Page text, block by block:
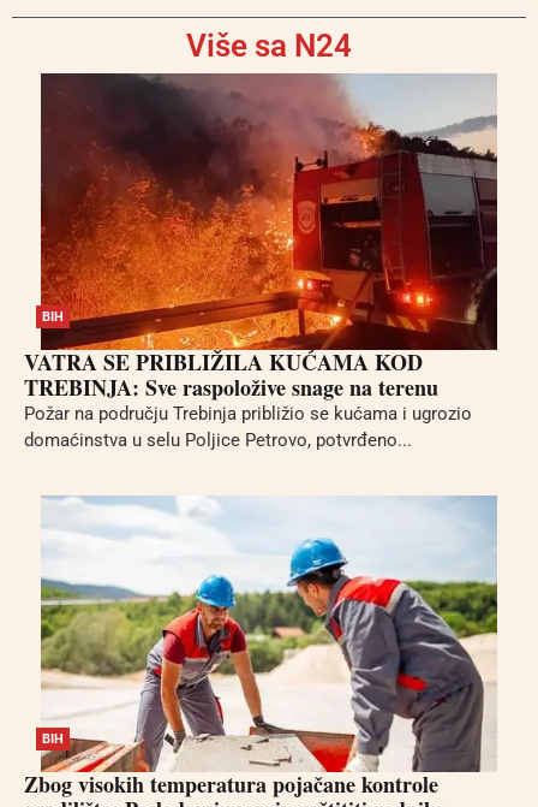
Više sa N24
BIH
VATRA SE PRIBLIŽILA KUĆAMA KOD
TREBINJA: Sve raspoložive snage na terenu
Požar na području Trebinja približio se kućama i ugrozio
domaćinstva u selu Poljice Petrovo, potvrđeno...
BIH
Zbog visokih temperatura pojačane kontrole